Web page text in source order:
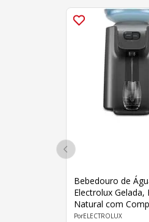
Bebedouro de
Electrolux Gelada,
Natural com
BC01X 127V Cinza
ELECTROLUX